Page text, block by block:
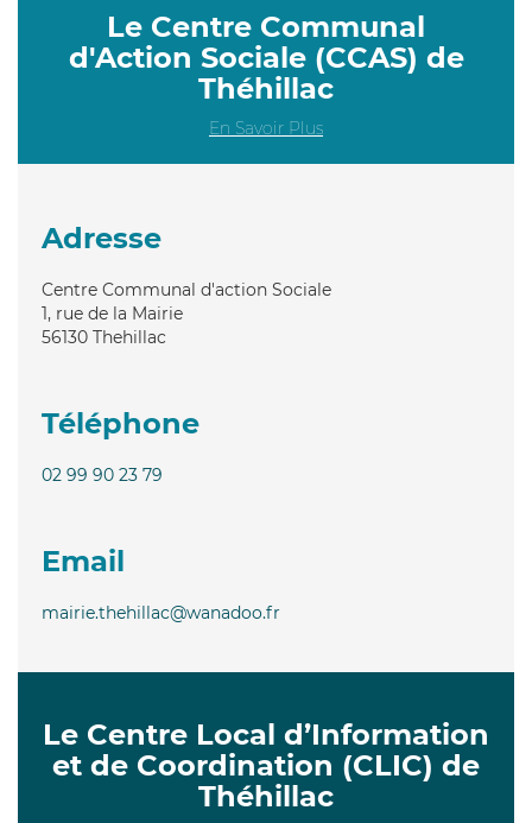
Le Centre Communal
d'Action Sociale (CCAS) de
Théhillac
En Savoir Plus
Adresse
Centre Communal d'action Sociale
1, rue de la Mairie
56130 Thehillac
Téléphone
02 99 90 23 79
Email
mairie.thehillac@wanadoo.fr
Le Centre Local d’Information
et de Coordination (CLIC) de
Théhillac